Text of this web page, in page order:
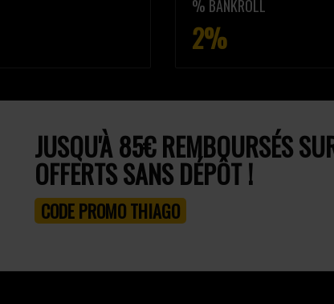
% BANKROLL
2%
JUSQU'À 85€ REMBOURSÉS
OFFERTS SANS DÉPÔT !
CODE PROMO THIAGO